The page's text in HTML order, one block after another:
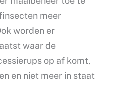
meer
worden er
waar de
op af komt,
en niet meer in staat